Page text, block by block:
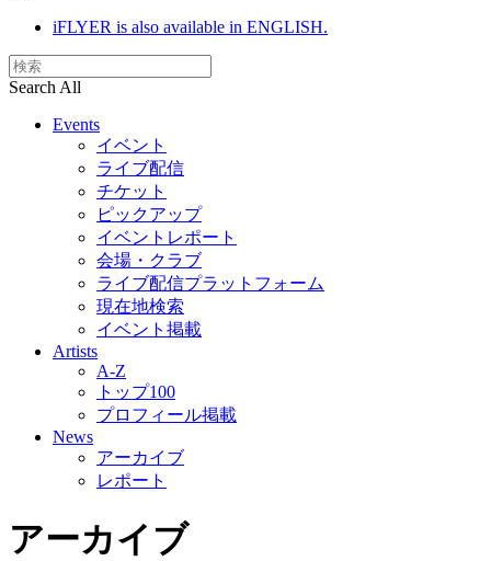
iFLYER is also available in ENGLISH.
Search All
Events
イベント
ライブ配信
チケット
ピックアップ
イベントレポート
会場・クラブ
ライブ配信プラットフォーム
現在地検索
イベント掲載
Artists
A-Z
トップ100
プロフィール掲載
News
アーカイブ
レポート
アーカイブ